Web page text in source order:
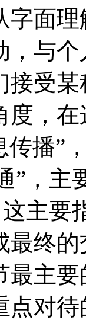
面
，与
接受
，在
传播”
”，
主
最终
最主
点对待